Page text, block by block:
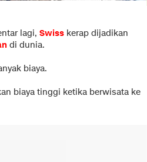
lagi, Swiss kerap dijadikan
di dunia.
biaya.
biaya tinggi ketika berwisata ke